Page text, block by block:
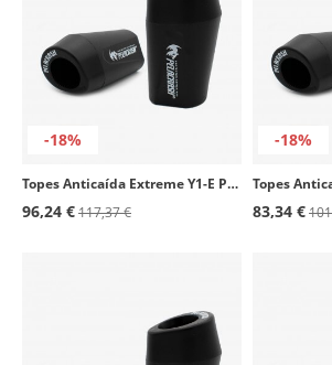
-18%
Topes Anticaída Extreme Y1-E Pelacrash para Yamaha R1 (98-01)
96,24 €117,37 €
-18%
83,34 €